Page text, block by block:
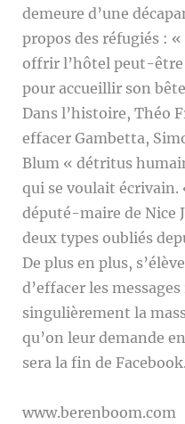
demeure d’une
propos des réfugiés :
offrir l’hôtel peut-être
pour accueillir son
Dans l’histoire, Théo
effacer Gambetta,
Blum « détritus
qui se voulait écrivain.
député-maire de Nice
deux types oubliés
De plus en plus,
d’effacer les
singulièrement la
qu’on leur demande
sera la fin de
www.berenboom.com